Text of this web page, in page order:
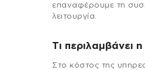
επαναφέρουμε τη
λειτουργία.
Τι περιλαμβάνει
Στo κόστος της